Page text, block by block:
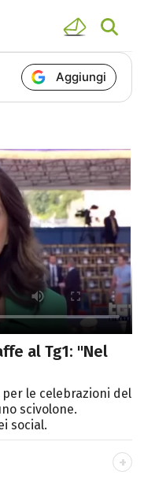
Aggiungi
al Tg1: "Nel
le celebrazioni del
scivolone.
social.